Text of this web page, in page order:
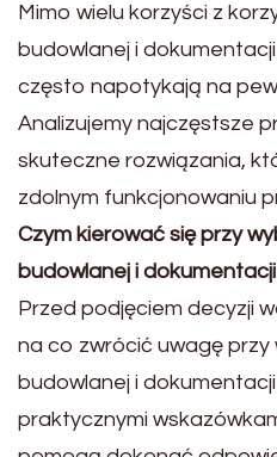
Mimo wielu korzyści z
budowlanej i
często napotykają na
Analizujemy najczęstsze
skuteczne rozwiązania,
zdolnym funkcjonowaniu
Czym kierować się przy
budowlanej i
Przed podjęciem decyzji
na co zwrócić uwagę przy
budowlanej i
praktycznymi